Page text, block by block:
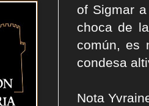
of Sigmar
choca de
común, es
condesa
Nota